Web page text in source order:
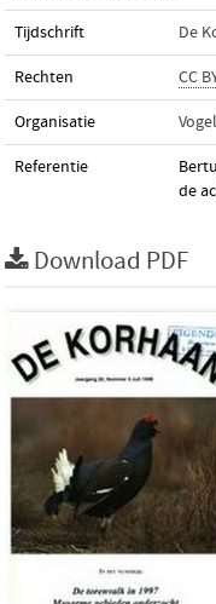
Tijdschrift De
Rechten CC
Organisatie
Referentie
de
Download PDF